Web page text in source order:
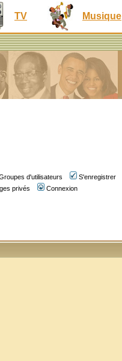
TV Musique
d'utilisateurs
S'enregistrer
privés Connexion